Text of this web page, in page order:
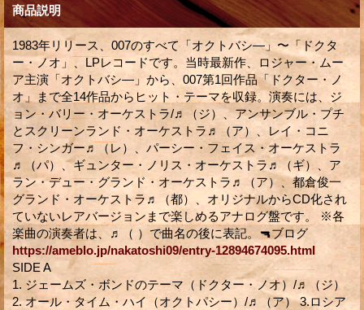
商品説明
1983年リリース、007のすべて「オクトバシ―」〜「ドクタ
ー・ノオ」、LPレコードです。当時最新作、ロジャー・ムー
ア主演「オクトバシ―」から、007第1回作品「ドクター・ノ
オ」まで全14作品からヒット・テーマを収録。演奏には、ジ
ョン・バリー・オーケストラ/♬（ジ）、アンサンブル・プチ
とスクリーンランド・オーケストラ♬（ア）、レイ・コニ
フ・シンガー♬（レ）、パーシー・フェイス・オーケストラ
♬（パ）、ギュンター・ノリス・オーケストラ♬（ギ）、ア
ラン・デュー・グランド・オーケストラ♬（ア）、都倉俊一
グランド・オーケストラ♬（都）、オリジナルからCD化され
ていないレアバージョンまで楽しめるアナログ盤です。 ※各
楽曲の演奏者は、♬（ ）で曲名の後に表記。🔫ブログ
https://ameblo.jp/nakatoshi09/entry-12894674095.html
SIDE A
1. ジェームズ・ボンドのテーマ（ドクター・ノオ）/♬（ジ）
2. オール・タイム・ハイ（オクトパシー）/♬（ア） 3.ロシア